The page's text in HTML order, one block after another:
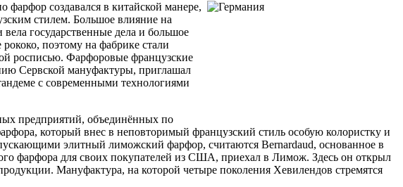
создавался в китайской манере,
стилем. Большое влияние на
государственные дела и большое
поэтому на фабрике стали
росписью. Фарфоровые французские
Сервской мануфактуры, приглашал
с современными технологиями
предприятий, объединённых по
который внес в неповторимый французский стиль особую колористку и
элитный лиможский фарфор, считаются Bernardaud, основанное в
фарфора для своих покупателей из США, приехал в Лимож. Здесь он открыл
Мануфактура, на которой четыре поколения Хевилендов стремятся